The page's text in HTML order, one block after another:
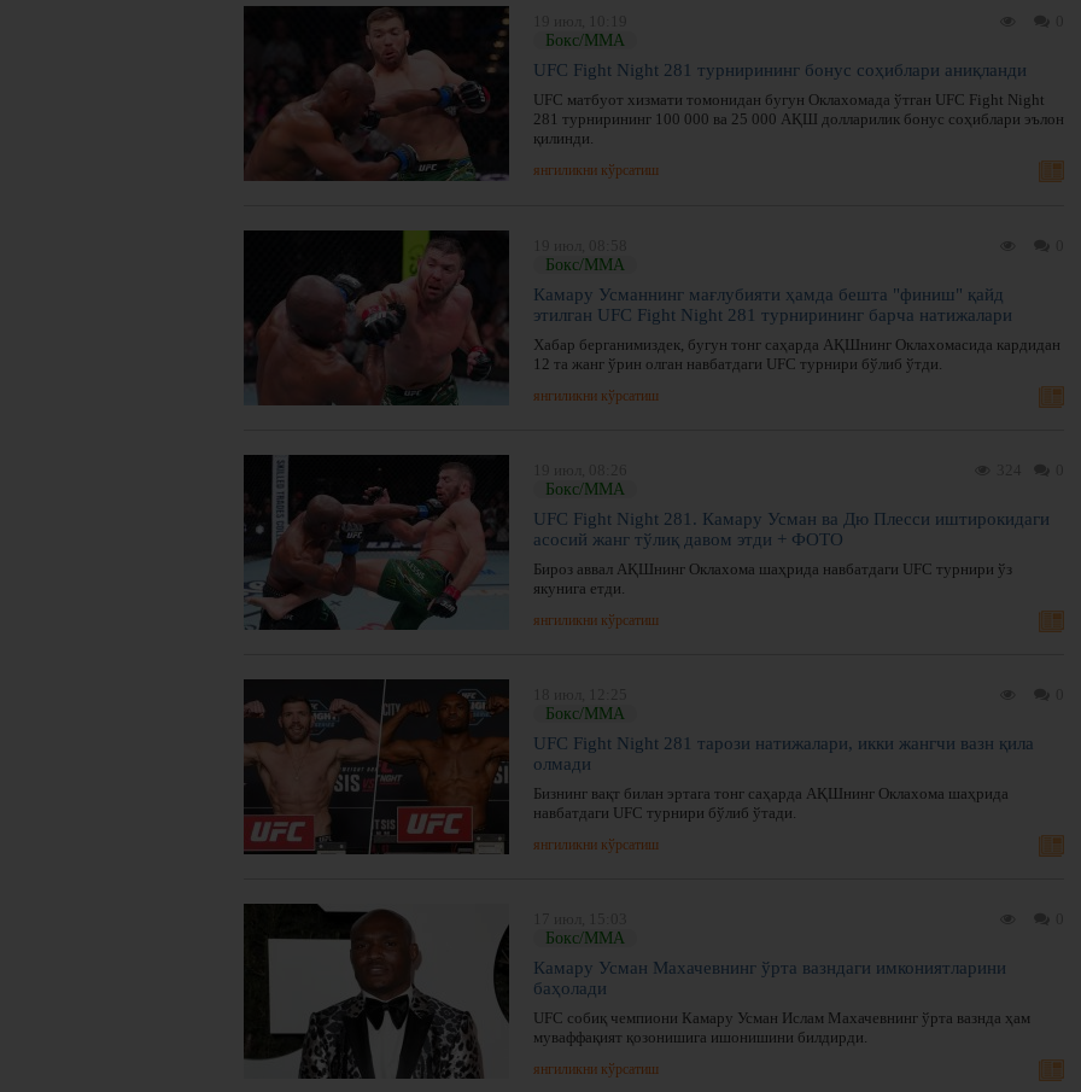
Бокс/ММА
UFC Fight Night 281 турнирининг бонус соҳиблари аниқланди
UFC матбуот хизмати томонидан бугун Оклахомада ўтган UFC Fight Night
281 турнирининг 100 000 ва 25 000 АҚШ долларилик бонус соҳиблари эълон
қилинди.
янгиликни кўрсатиш
Бокс/ММА
Камару Усманнинг мағлубияти ҳамда бешта "финиш" қайд
этилган UFC Fight Night 281 турнирининг барча натижалари
Хабар берганимиздек, бугун тонг саҳарда АҚШнинг Оклахомасида кардидан
12 та жанг ўрин олган навбатдаги UFC турнири бўлиб ўтди.
янгиликни кўрсатиш
Бокс/ММА
UFC Fight Night 281. Камару Усман ва Дю Плесси иштирокидаги
асосий жанг тўлиқ давом этди + ФОТО
Бироз аввал АҚШнинг Оклахома шаҳрида навбатдаги UFC турнири ўз
якунига етди.
янгиликни кўрсатиш
Бокс/ММА
UFC Fight Night 281 тарози натижалари, икки жангчи вазн қила
олмади
Бизнинг вақт билан эртага тонг саҳарда АҚШнинг Оклахома шаҳрида
навбатдаги UFC турнири бўлиб ўтади.
янгиликни кўрсатиш
Бокс/ММА
Камару Усман Махачевнинг ўрта вазндаги имкониятларини
баҳолади
UFC собиқ чемпиони Камару Усман Ислам Махачевнинг ўрта вазнда ҳам
муваффақият қозонишига ишонишини билдирди.
янгиликни кўрсатиш